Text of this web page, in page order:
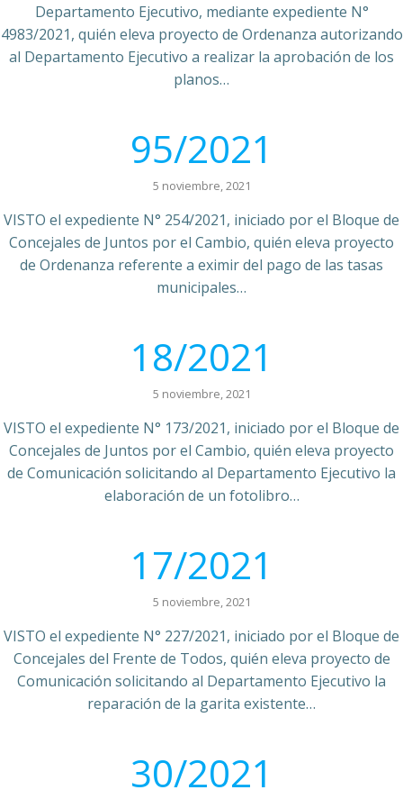
Departamento Ejecutivo, mediante expediente N°
4983/2021, quién eleva proyecto de Ordenanza autorizando
al Departamento Ejecutivo a realizar la aprobación de los
planos…
95/2021
5 noviembre, 2021
VISTO el expediente N° 254/2021, iniciado por el Bloque de
Concejales de Juntos por el Cambio, quién eleva proyecto
de Ordenanza referente a eximir del pago de las tasas
municipales…
18/2021
5 noviembre, 2021
VISTO el expediente N° 173/2021, iniciado por el Bloque de
Concejales de Juntos por el Cambio, quién eleva proyecto
de Comunicación solicitando al Departamento Ejecutivo la
elaboración de un fotolibro…
17/2021
5 noviembre, 2021
VISTO el expediente N° 227/2021, iniciado por el Bloque de
Concejales del Frente de Todos, quién eleva proyecto de
Comunicación solicitando al Departamento Ejecutivo la
reparación de la garita existente…
30/2021